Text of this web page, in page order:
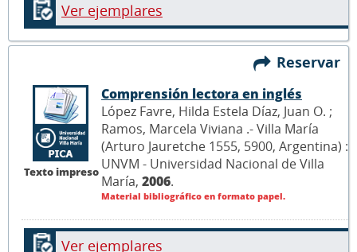
Ver ejemplares
Reservar
Texto impreso
Comprensión lectora en inglés
López Favre, Hilda Estela Díaz, Juan O. ;
Ramos, Marcela Viviana .- Villa María
(Arturo Jauretche 1555, 5900, Argentina) :
UNVM - Universidad Nacional de Villa
María, 2006.
Material bibliográfico en formato papel.
Ver ejemplares